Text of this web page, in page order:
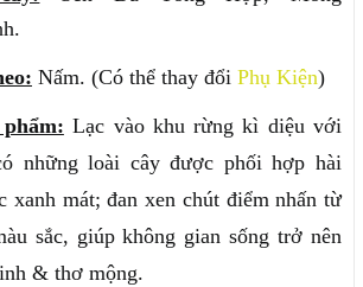
Nấm. (Có thể thay đổi Phụ Kiện)
Lạc vào khu rừng kì diệu với
những loài cây được phối hợp hài
xanh mát; đan xen chút điểm nhấn từ
sắc, giúp không gian sống trở nên
& thơ mộng.